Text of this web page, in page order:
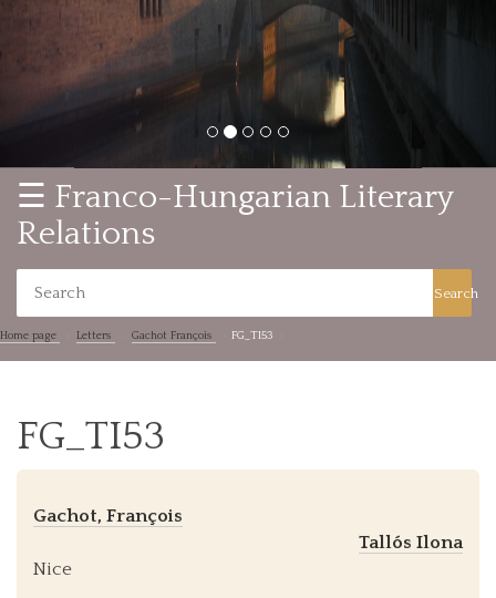
☰ Franco-Hungarian Literary
Relations
Search
Home page Letters Gachot François FG_TI53
FG_TI53
Gachot, François
Tallós Ilona
Nice